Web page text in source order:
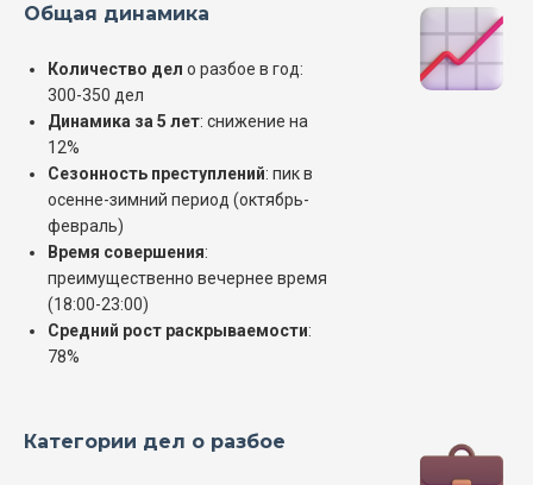
Общая динамика
Количество дел о разбое в год:
300-350 дел
Динамика за 5 лет: снижение на
12%
Сезонность преступлений: пик в
осенне-зимний период (октябрь-
февраль)
Время совершения:
преимущественно вечернее время
(18:00-23:00)
Средний рост раскрываемости:
78%
Категории дел о разбое